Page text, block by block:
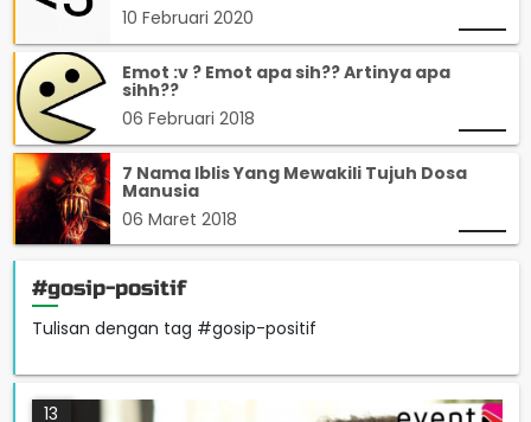
10 Februari 2020
Emot :v ? Emot apa sih?? Artinya apa
sihh??
06 Februari 2018
7 Nama Iblis Yang Mewakili Tujuh Dosa
Manusia
06 Maret 2018
#gosip-positif
Tulisan dengan tag #gosip-positif
13